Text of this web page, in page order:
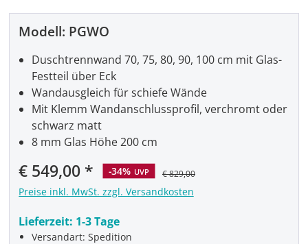
Modell: PGWO
Verkaufspreis:
€ 549,00 -34% UVP € 829,00
Preise inkl. MwSt. zzgl. Versandkosten
Lieferzeit: 1-3 Tage
Versandart: Spedition
Duschtrennwand 70, 75, 80, 90, 100 cm mit Glas-
Festteil über Eck
Wandausgleich für schiefe Wände
Mit Klemm Wandanschlussprofil, verchromt oder
schwarz matt
8 mm Glas Höhe 200 cm